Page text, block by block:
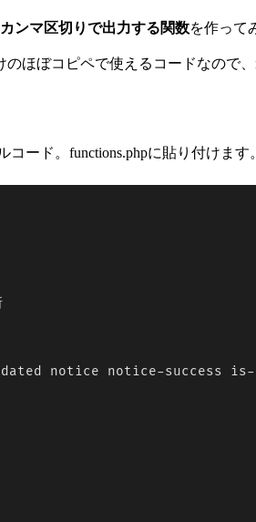
ンマ区切りで出力する関数を作って
ほぼコピペで使えるコードなので
ード。functions.phpに貼り付けます。
notice notice-success